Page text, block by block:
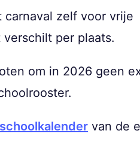
carnaval zelf voor vrije
per plaats.
om in 2026 geen
schoolkalender van de